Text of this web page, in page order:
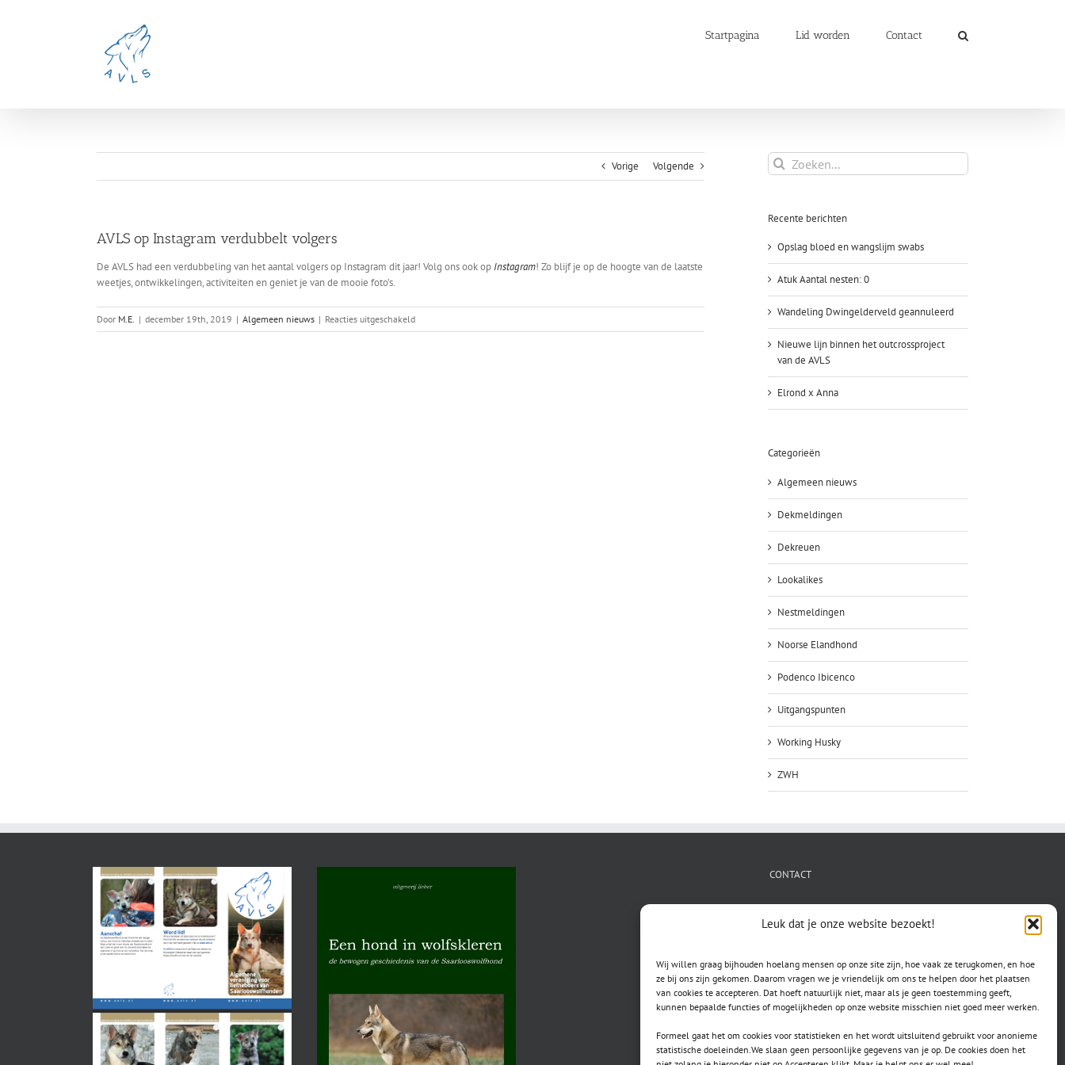
Leuk dat je onze website bezoekt!
Wij willen graag bijhouden hoelang mensen op onze site zijn, hoe vaak ze terugkomen, en hoe
ze bij ons zijn gekomen. Daarom vragen we je vriendelijk om ons te helpen door het plaatsen
van cookies te accepteren. Dat hoeft natuurlijk niet, maar als je geen toestemming geeft,
kunnen bepaalde functies of mogelijkheden op onze website misschien niet goed meer werken.
Formeel gaat het om cookies voor statistieken en het wordt uitsluitend gebruikt voor anonieme
statistische doeleinden.We slaan geen persoonlijke gegevens van je op. De cookies doen het
Startpagina Lid worden Contact
Vorige Volgende
AVLS op Instagram verdubbelt volgers
De AVLS had een verdubbeling van het aantal volgers op Instagram dit jaar! Volg ons ook op Instagram! Zo blijf je op de hoogte van de laatste
weetjes, ontwikkelingen, activiteiten en geniet je van de mooie foto’s.
Door M.E. | december 19th, 2019 | Algemeen nieuws | Reacties uitgeschakeldvoor
AVLS
Zoeken
naar:
Recente berichten
Opslag bloed en wangslijm swabs
Atuk Aantal nesten: 0
Wandeling Dwingelderveld geannuleerd
Nieuwe lijn binnen het outcrossproject
van de AVLS
Elrond x Anna
Categorieën
Algemeen nieuws
Dekmeldingen
Dekreuen
Lookalikes
Nestmeldingen
Noorse Elandhond
Podenco Ibicenco
Uitgangspunten
Working Husky
ZWH
CONTACT